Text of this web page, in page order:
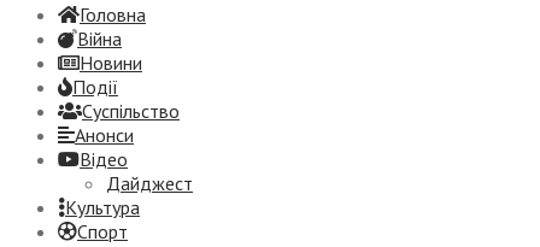
Головна
Війна
Новини
Події
Суспiльство
Анонси
Відео
Дайджест
Культура
Спорт